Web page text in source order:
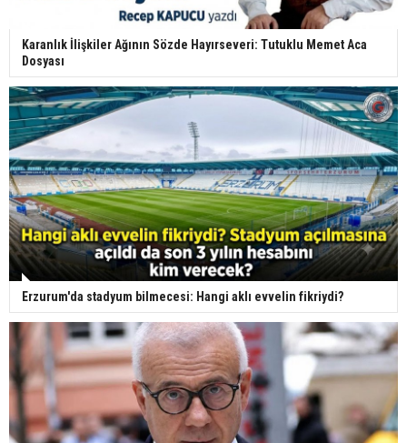
Karanlık İlişkiler Ağının Sözde Hayırseveri: Tutuklu Memet Aca
Dosyası
Erzurum'da stadyum bilmecesi: Hangi aklı evvelin fikriydi?